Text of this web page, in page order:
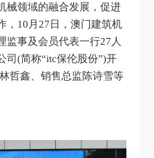
械领域的融合发展，促进
，10月27日，澳门建筑机
监事及会员代表一行27人
司(简称“itc保伦股份”)开
哲鑫、销售总监陈诗雪等